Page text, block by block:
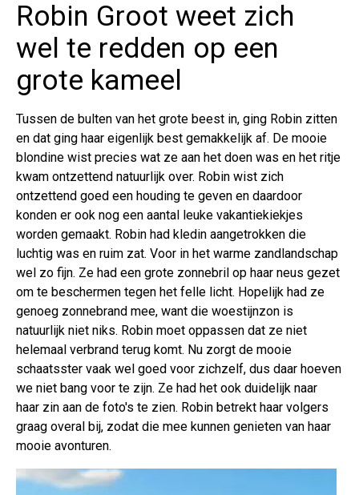
Robin Groot weet zich
wel te redden op een
grote kameel
Tussen de bulten van het grote beest in, ging Robin zitten
en dat ging haar eigenlijk best gemakkelijk af. De mooie
blondine wist precies wat ze aan het doen was en het ritje
kwam ontzettend natuurlijk over. Robin wist zich
ontzettend goed een houding te geven en daardoor
konden er ook nog een aantal leuke vakantiekiekjes
worden gemaakt. Robin had kledin aangetrokken die
luchtig was en ruim zat. Voor in het warme zandlandschap
wel zo fijn. Ze had een grote zonnebril op haar neus gezet
om te beschermen tegen het felle licht. Hopelijk had ze
genoeg zonnebrand mee, want die woestijnzon is
natuurlijk niet niks. Robin moet oppassen dat ze niet
helemaal verbrand terug komt. Nu zorgt de mooie
schaatsster vaak wel goed voor zichzelf, dus daar hoeven
we niet bang voor te zijn. Ze had het ook duidelijk naar
haar zin aan de foto's te zien. Robin betrekt haar volgers
graag overal bij, zodat die mee kunnen genieten van haar
mooie avonturen.